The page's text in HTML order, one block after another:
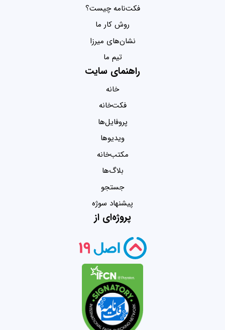
فکت‌نامه چیست؟
روش کار ما
نشان‌های میرزا
تیم ما
راهنمای سایت
خانه
فکت‌خانه
پروفایل‌ها
ویدیو‌ها
مکتب‌خانه
بلاگ‌ها
جستجو
پیشنهاد سوژه
پروژه‌ای از